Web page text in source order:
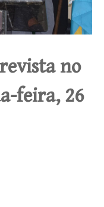
no
feira, 26